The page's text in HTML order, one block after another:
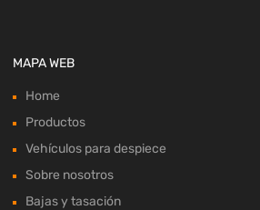
MAPA WEB
Home
Productos
Vehículos para despiece
Sobre nosotros
Bajas y tasación